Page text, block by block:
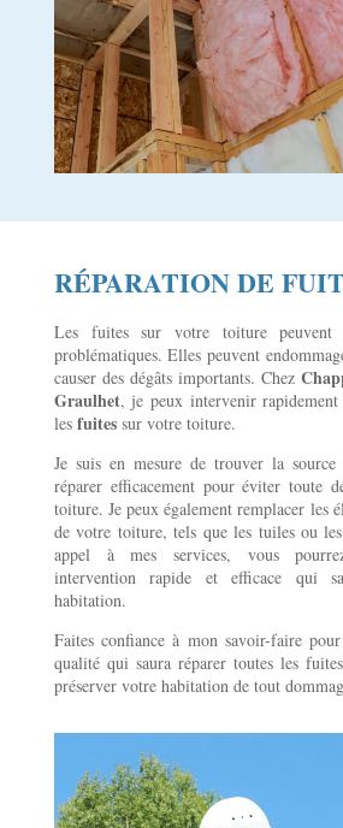
RÉPARATION DE
Les fuites sur votre toiture peuvent
problématiques. Elles peuvent
causer des dégâts importants. Chez
Graulhet, je peux intervenir
les fuitessur votre toiture.
Je suis en mesure de trouver la
réparer efficacement pour éviter toute
toiture. Je peux également remplacer les
de votre toiture, tels que les tuiles ou
appel à mes services, vous
intervention rapide et efficace qui
habitation.
Faites confiance à mon savoir-faire
qualité qui saura réparer toutes les
préserver votre habitation de tout